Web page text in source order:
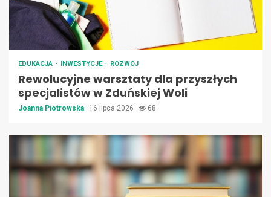
EDUKACJA INWESTYCJE ROZWÓJ
Rewolucyjne warsztaty dla przyszłych
specjalistów w Zduńskiej Woli
Joanna Piotrowska 16 lipca 2026 68